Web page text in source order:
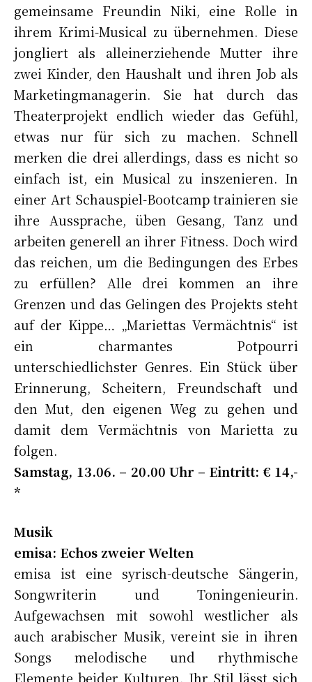
gemeinsame Freundin Niki, eine Rolle in
ihrem Krimi-Musical zu übernehmen. Diese
jongliert als alleinerziehende Mutter ihre
zwei Kinder, den Haushalt und ihren Job als
Marketingmanagerin. Sie hat durch das
Theaterprojekt endlich wieder das Gefühl,
etwas nur für sich zu machen. Schnell
merken die drei allerdings, dass es nicht so
einfach ist, ein Musical zu inszenieren. In
einer Art Schauspiel-Bootcamp trainieren sie
ihre Aussprache, üben Gesang, Tanz und
arbeiten generell an ihrer Fitness. Doch wird
das reichen, um die Bedingungen des Erbes
zu erfüllen? Alle drei kommen an ihre
Grenzen und das Gelingen des Projekts steht
auf der Kippe… „Mariettas Vermächtnis“ ist
ein charmantes Potpourri
unterschiedlichster Genres. Ein Stück über
Erinnerung, Scheitern, Freundschaft und
den Mut, den eigenen Weg zu gehen und
damit dem Vermächtnis von Marietta zu
folgen.
Samstag, 13.06. – 20.00 Uhr – Eintritt: € 14,-
*
Musik
emisa: Echos zweier Welten
emisa ist eine syrisch-deutsche Sängerin,
Songwriterin und Toningenieurin.
Aufgewachsen mit sowohl westlicher als
auch arabischer Musik, vereint sie in ihren
Songs melodische und rhythmische
Elemente beider Kulturen. Ihr Stil lässt sich